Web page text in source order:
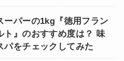
ーパーの1kg『徳用フラン
ト』のおすすめ度は？ 味
パをチェックしてみた